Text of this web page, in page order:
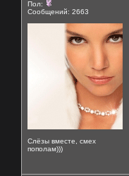
Пол:
Сообщений: 2663
Слёзы вместе, смех
пополам)))